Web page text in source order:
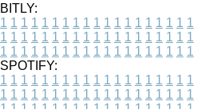
BITLY:
1 1 1 1 1 1 1 1 1 1 1 1 1 1 1 1 1 1 1
1 1 1 1 1 1 1 1 1 1 1 1 1 1 1 1 1 1 1
1 1 1 1 1 1 1 1 1 1 1 1 1 1 1 1 1 1 1
SPOTIFY:
1 1 1 1 1 1 1 1 1 1 1 1 1 1 1 1 1 1 1
1 1 1 1 1 1 1 1 1 1 1 1 1 1 1 1 1 1 1